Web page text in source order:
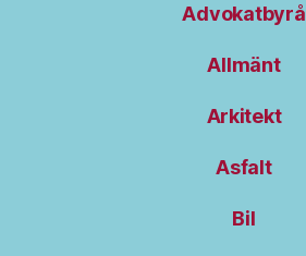
Advokatbyrå
Allmänt
Arkitekt
Asfalt
Bil